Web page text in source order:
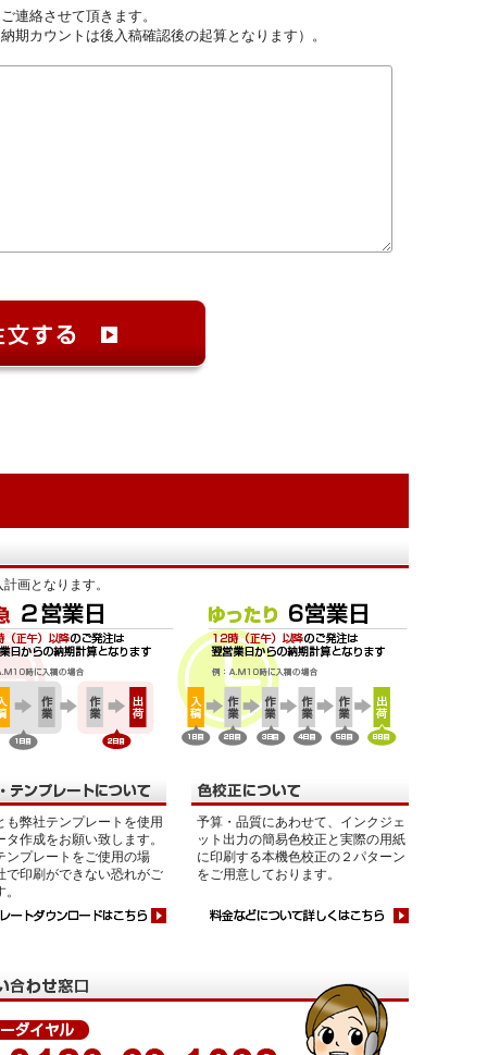
連絡させて頂きます。
期カウントは後入稿確認後の起算となります）。
画となります。
も弊社テンプレートを使用
タ作成をお願い致します。
ンプレートをご使用の場
で印刷ができない恐れがご
予算・品質にあわせて、インクジェ
ット出力の簡易色校正と実際の用紙
に印刷する本機色校正の２パターン
をご用意しております。